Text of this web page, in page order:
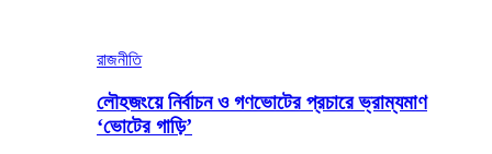
রাজনীতি
লৌহজংয়ে নির্বাচন ও গণভোটের প্রচারে ভ্রাম্যমাণ
‘ভোটের গাড়ি’